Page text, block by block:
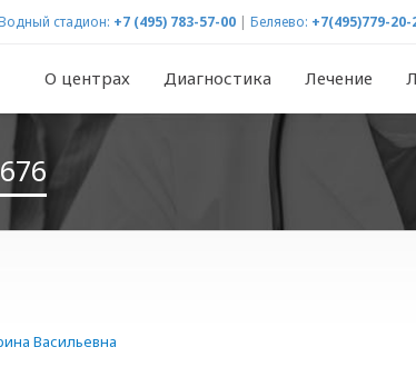
стадион: +7 (495) 783-57-00 | Беляево: +7(495)779-20-
О центрах Диагностика Лечение
Васильевна